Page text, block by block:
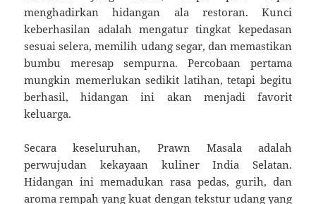
menghadirkan hidangan ala restoran. Kunci
keberhasilan adalah mengatur tingkat kepedasan
sesuai selera, memilih udang segar, dan memastikan
bumbu meresap sempurna. Percobaan pertama
mungkin memerlukan sedikit latihan, tetapi begitu
berhasil, hidangan ini akan menjadi favorit
keluarga.
Secara keseluruhan, Prawn Masala adalah
perwujudan kekayaan kuliner India Selatan.
Hidangan ini memadukan rasa pedas, gurih, dan
aroma rempah yang kuat dengan tekstur udang yang